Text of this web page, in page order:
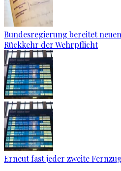
Bundesregierung bereitet
Rückkehr der Wehrpflicht
Erneut fast jeder zweite